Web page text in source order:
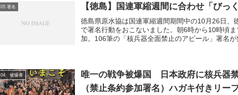
05 署名 【徳島】国連軍縮週間に合わせ「びっ
徳島県原水協は国連軍縮週間期間中の10月26日、
で署名行動をおこないました。朝6時から10時頃
加。106筆の「核兵器全面禁止のアピール」署名が
04 被爆者
唯一の戦争被爆国 日本政府に核兵器
（禁止条約参加署名）ハガキ付きリー